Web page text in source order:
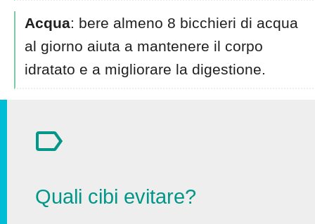
Acqua: bere almeno 8 bicchieri di acqua
al giorno aiuta a mantenere il corpo
idratato e a migliorare la digestione.
Quali cibi evitare?